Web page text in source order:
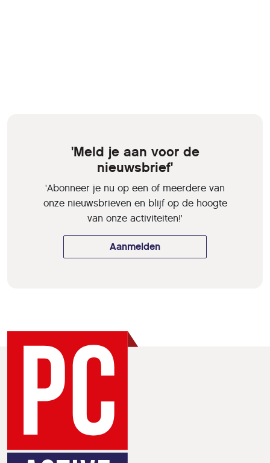
'Meld je aan voor de
nieuwsbrief'
'Abonneer je nu op een of meerdere van
onze nieuwsbrieven en blijf op de hoogte
van onze activiteiten!'
Aanmelden